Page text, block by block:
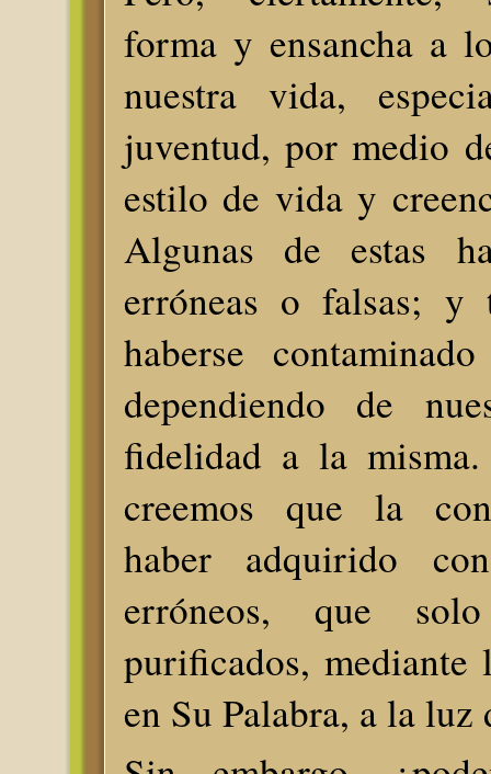
forma y ensancha a
nuestra vida,
juventud, por medio
estilo de vida y
Algunas de estas
erróneas o falsas; y
haberse
dependiendo de
fidelidad a la
creemos que la
haber adquirido
erróneos, que
purificados,
en Su Palabra, a la